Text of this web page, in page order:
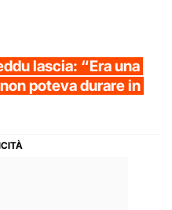
lascia: “Era una
poteva durare in